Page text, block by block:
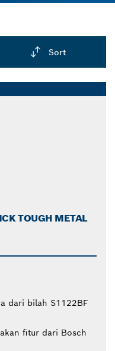
yang paling tidak
untuk
dan profesional
keausan dan
memberi Anda
balik Bosch.
Sort
TOUGH METAL
dari bilah S1122BF
fitur dari Bosch